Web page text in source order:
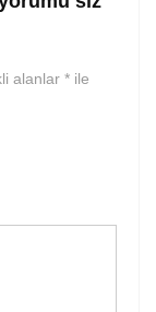
alanlar * ile